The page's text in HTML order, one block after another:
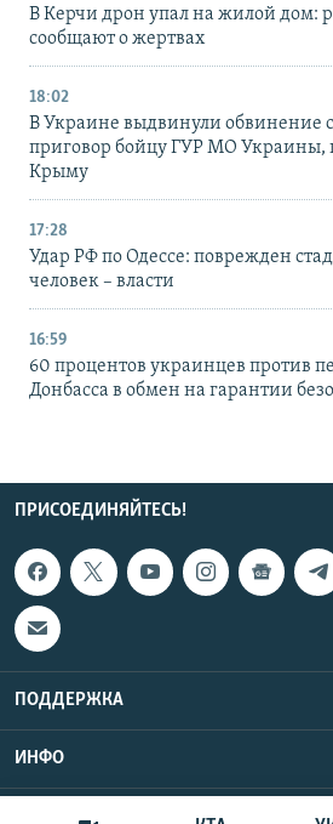
В Керчи дрон упал на жилой дом:
сообщают о жертвах
18:02
В Украине выдвинули обвинение
приговор бойцу ГУР МО Украины,
Крыму
17:28
Удар РФ по Одессе: поврежден
человек – власти
16:59
60 процентов украинцев против
Донбасса в обмен на гарантии
ПРИСОЕДИНЯЙТЕСЬ!
ПОДДЕРЖКА
ИНФО